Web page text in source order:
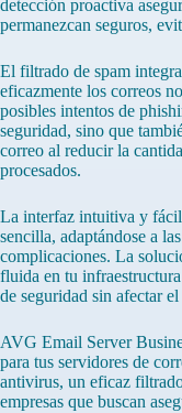
detección proactiva
permanezcan seguros,
El filtrado de spam
eficazmente los correos
posibles intentos de
seguridad, sino que
correo al reducir la
procesados.
La interfaz intuitiva y
sencilla, adaptándose a
complicaciones. La
fluida en tu
de seguridad sin afectar
AVG Email Server
para tus servidores de
antivirus, un eficaz
empresas que buscan